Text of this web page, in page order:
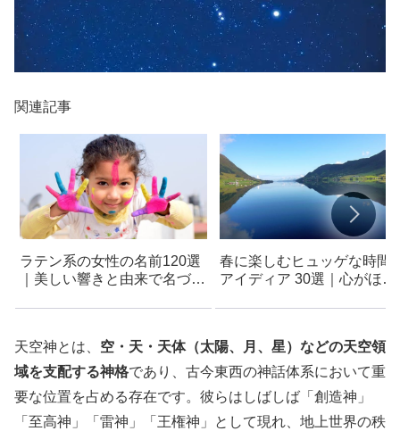
関連記事
ラテン系の女性の名前120選
｜美しい響きと由来で名づけ
春に楽しむヒュッゲな時間
アイディア 30選｜心がほっ
天空神とは、 空・天・天体（太陽、月、星）などの天空領
域を支配する神格であり、古今東西の神話体系において重
要な位置を占める存在です。彼らはしばしば「創造神」
「至高神」「雷神」「王権神」として現れ、地上世界の秩